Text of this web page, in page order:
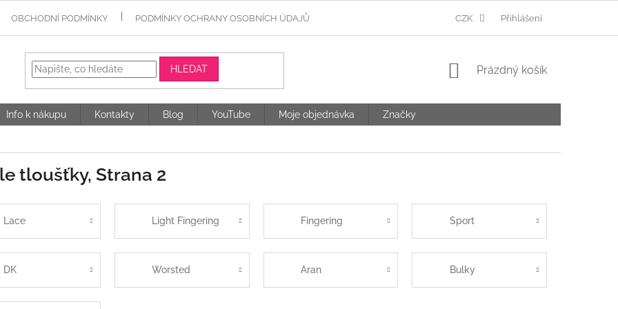
OBCHODNÍ PODMÍNKY PODMÍNKY OCHRANY OSOBNÍCH ÚDAJŮ CZK Přihlášení
HLEDAT
NÁKUPNÍ
Prázdný košík
Info k nákupu Kontakty Blog YouTube Moje objednávka Značky
tloušťky, Strana 2
Lace Light Fingering Fingering Sport
DK Worsted Aran Bulky